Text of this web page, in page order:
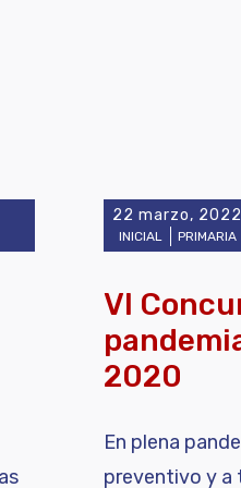
22 marzo, 2022
INICIAL PRIMARIA
VI
2020
En plena
preventivo y a